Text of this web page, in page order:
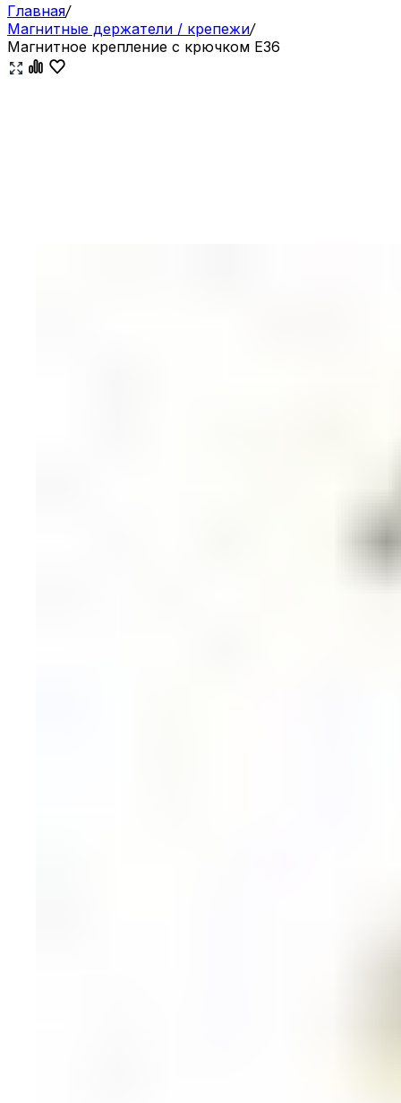
Главная/
Магнитные держатели / крепежи/
Магнитное крепление с крючком E36